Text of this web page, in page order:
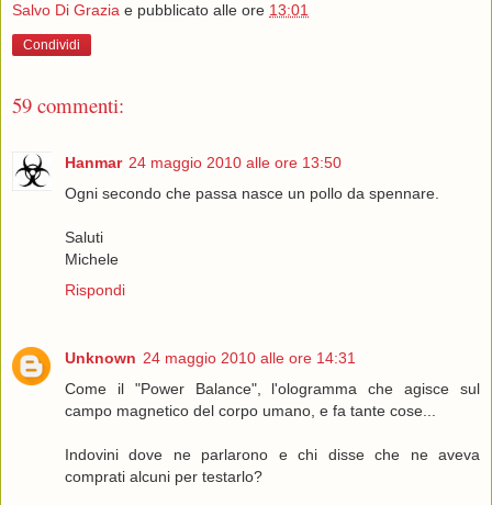
Salvo Di Grazia e pubblicato alle ore 13:01
Condividi
59 commenti:
Hanmar 24 maggio 2010 alle ore 13:50
Ogni secondo che passa nasce un pollo da spennare.
Saluti
Michele
Rispondi
Unknown 24 maggio 2010 alle ore 14:31
Come il "Power Balance", l'ologramma che agisce sul
campo magnetico del corpo umano, e fa tante cose...
Indovini dove ne parlarono e chi disse che ne aveva
comprati alcuni per testarlo?